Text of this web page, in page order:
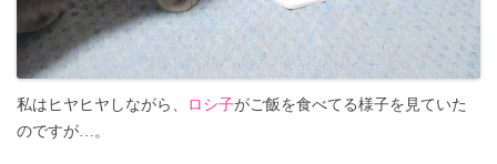
私はヒヤヒヤしながら、 ロシ子がご飯を食べてる様子を見ていた
のですが…。